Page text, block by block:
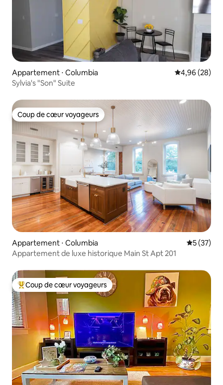
Appartement ⋅ Columbia Évaluation
4,96 (28)
Sylvia's "Son" Suite
Coup de cœur voyageurs
Coup de cœur voyageurs
Appartement ⋅ Columbia
5 (37)
Appartement de luxe historique Main St Apt 201
Coups de cœur voyageurs les plus appréciés
Coup de cœur voyageurs